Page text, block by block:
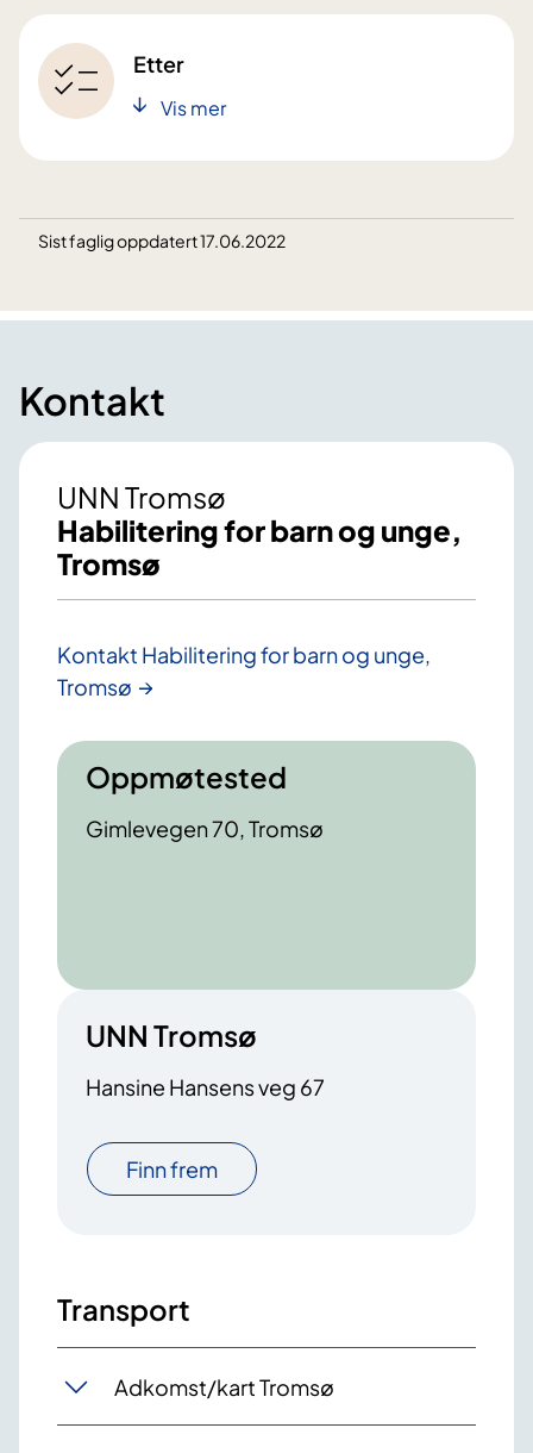
Etter
Vis mer
Sist faglig oppdatert 17.06.2022
Kontakt
UNN Tromsø
Habilitering for barn og unge,
Tromsø
Kontakt Habilitering for barn og unge,
Tromsø
Oppmøtested
Gimlevegen 70, Tromsø
UNN Tromsø
Hansine Hansens veg 67
Finn frem
Transport
Adkomst/kart Tromsø